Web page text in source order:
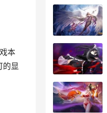
本
的显